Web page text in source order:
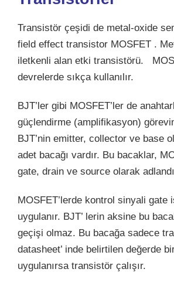
Transistör çeşidi de metal-oxide
field effect transistor MOSFET .
iletkenli alan etki transistörü.
devrelerde sıkça kullanılır.
BJT’ler gibi MOSFET’ler de
güçlendirme (amplifikasyon)
BJT’nin emitter, collector ve base
adet bacağı vardır. Bu bacaklar,
gate, drain ve source olarak
MOSFET’lerde kontrol sinyali gate
uygulanır. BJT’ lerin aksine bu
geçişi olmaz. Bu bacağa sadece
datasheet’ inde belirtilen değerde
uygulanırsa transistör çalışır.